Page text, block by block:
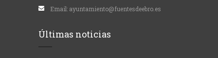
Email: ayuntamiento@fuentesdeebro.es
Últimas noticias